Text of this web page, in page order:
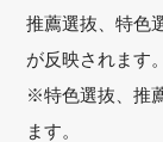
推薦選抜、特色
が反映されます。
※特色選抜、推
ます。